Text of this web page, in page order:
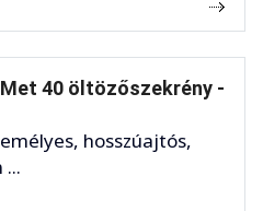
40 öltözőszekrény -
hosszúajtós,